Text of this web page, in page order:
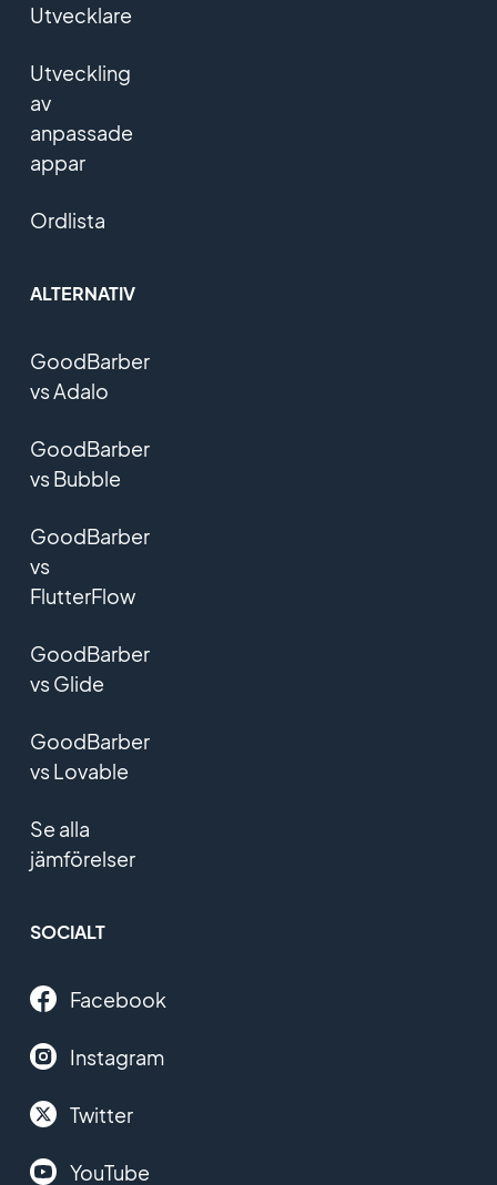
Utvecklare
Utveckling
av
anpassade
appar
Ordlista
ALTERNATIV
GoodBarber
vs Adalo
GoodBarber
vs Bubble
GoodBarber
vs
FlutterFlow
GoodBarber
vs Glide
GoodBarber
vs Lovable
Se alla
jämförelser
SOCIALT
Facebook
Instagram
Twitter
YouTube